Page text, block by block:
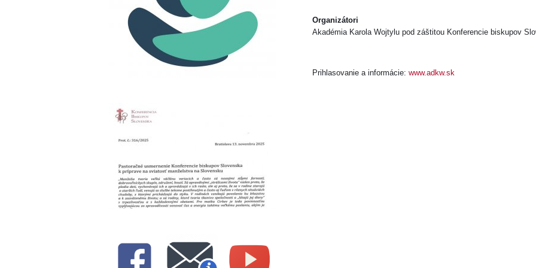
Organizátori
Akadémia Karola Wojtylu pod záštitou Konferencie biskupov
Prihlasovanie a informácie: www.adkw.sk